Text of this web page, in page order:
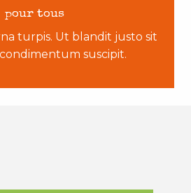
pour tous
turpis. Ut blandit justo sit
suscipit.